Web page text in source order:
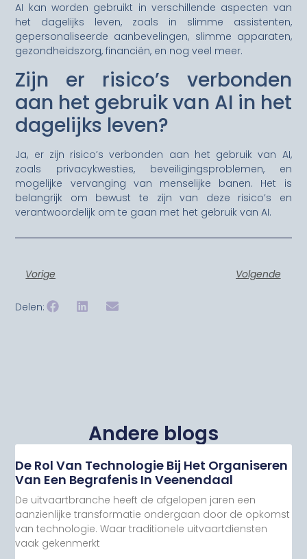
AI kan worden gebruikt in verschillende aspecten van
het dagelijks leven, zoals in slimme assistenten,
gepersonaliseerde aanbevelingen, slimme apparaten,
gezondheidszorg, financiën, en nog veel meer.
Zijn er risico’s verbonden
aan het gebruik van AI in het
dagelijks leven?
Ja, er zijn risico’s verbonden aan het gebruik van AI,
zoals privacykwesties, beveiligingsproblemen, en
mogelijke vervanging van menselijke banen. Het is
belangrijk om bewust te zijn van deze risico’s en
verantwoordelijk om te gaan met het gebruik van AI.
Vorige Volgende
Delen:
Andere blogs
De Rol Van Technologie Bij Het Organiseren
Van Een Begrafenis In Veenendaal
De uitvaartbranche heeft de afgelopen jaren een
aanzienlijke transformatie ondergaan door de opkomst
van technologie. Waar traditionele uitvaartdiensten
vaak gekenmerkt